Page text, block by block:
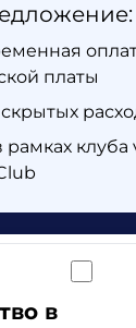
платы
рамках клуба
в